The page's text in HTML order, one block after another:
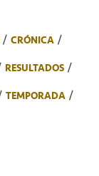
CRÓNICA
RESULTADOS
TEMPORADA